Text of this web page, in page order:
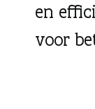
en
voor